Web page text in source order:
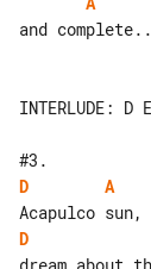
and
INTERLUDE: D
D
A
D